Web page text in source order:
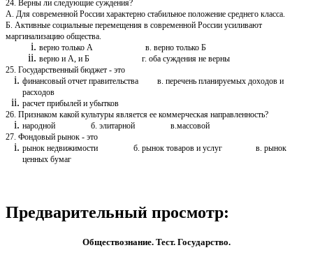
24. Верны ли следующие суждения?
А. Для современной России характерно стабильное положение среднего класса.
Б. Активные социальные перемещения в современной России усиливают
маргинализацию общества.
верно только А в. верно только Б
верно и А, и Б г. оба суждения не верны
25. Государственный бюджет - это
финансовый отчет правительства в. перечень планируемых доходов и
расходов
расчет прибылей и убытков
26. Признаком какой культуры является ее коммерческая направленность?
народной б. элитарной в.массовой
27. Фондовый рынок - это
рынок недвижимости б. рынок товаров и услуг в. рынок
ценных бумаг
Предварительный просмотр:
Обществознание. Тест. Государство.